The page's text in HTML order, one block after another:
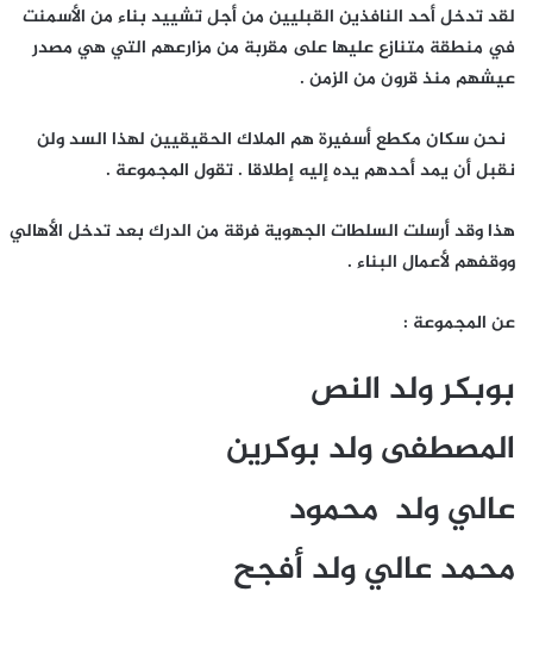
لقد تدخل أحد النافذين القبليين من أجل تشييد بناء من الأسمنت
في منطقة متنازع عليها على مقربة من مزارعهم التي هي مصدر
عيشهم منذ قرون من الزمن .
نحن سكان مكطع أسفيرة هم الملاك الحقيقيين لهذا السد ولن
نقبل أن يمد أحدهم يده إليه إطلاقا . تقول المجموعة .
هذا وقد أرسلت السلطات الجهوية فرقة من الدرك بعد تدخل الأهالي
ووقفهم لأعمال البناء .
عن المجموعة :
بوبكر ولد النص
المصطفى ولد بوكرين
عالي ولد محمود
محمد عالي ولد أفجح